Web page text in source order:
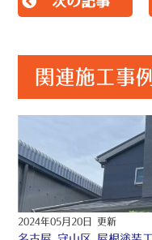
関連施工事例
2024年05月20日 更新